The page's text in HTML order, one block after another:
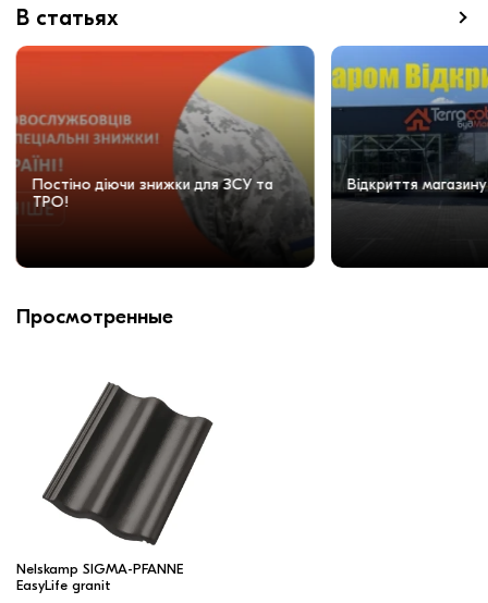
В статьях
Постіно діючи знижки для ЗСУ та
ТРО!
Відкриття магазину
Просмотренные
Nelskamp SIGMA-PFANNE
EasyLife granit